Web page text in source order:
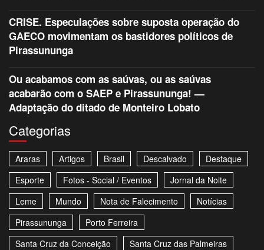
CRISE. Especulações sobre suposta operação do
GAECO movimentam os bastidores políticos de
Pirassununga
Ou acabamos com as saúvas, ou as saúvas
acabarão com o SAEP e Pirassununga! —
Adaptação do ditado de Monteiro Lobato
Categorias
Araras Artigos Brasil Descalvado
Destaque
Esporte
Fotos - Social / Eventos
Jornal da Noite
Leme
Mundo Nota de Falecimento
Notícias
Pirassununga
Porto Ferreira
Santa Cruz da Conceição
Santa Cruz das Palmeiras